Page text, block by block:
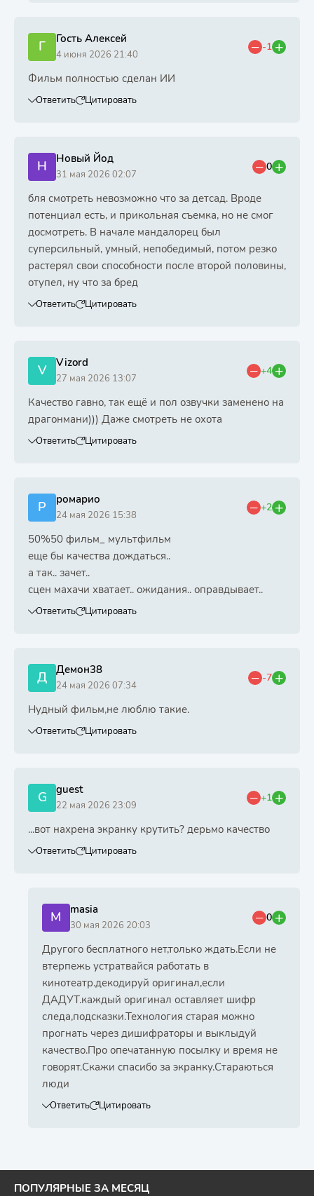
Г Гость Алексей
4 июня 2026 21:40
-1
Фильм полностью сделан ИИ
Ответить Цитировать
Н Новый Йод
31 мая 2026 02:07
0
бля смотреть невозможно что за детсад. Вроде
потенциал есть, и прикольная съемка, но не смог
досмотреть. В начале мандалорец был
суперсильный, умный, непобедимый, потом резко
растерял свои способности после второй половины,
отупел, ну что за бред
Ответить Цитировать
V Vizord
27 мая 2026 13:07
+4
Качество гавно, так ещё и пол озвучки заменено на
драгонмани))) Даже смотреть не охота
Ответить Цитировать
Р ромарио
24 мая 2026 15:38
+2
50%50 фильм_ мультфильм
еще бы качества дождаться..
а так.. зачет..
сцен махачи хватает.. ожидания.. оправдывает..
Ответить Цитировать
Д Демон38
24 мая 2026 07:34
-7
Нудный фильм,не люблю такие.
Ответить Цитировать
G guest
22 мая 2026 23:09
+1
...вот нахрена экранку крутить? дерьмо качество
Ответить Цитировать
M masia
30 мая 2026 20:03
0
Другого бесплатного нет,только ждать.Если не
втерпежь устратвайся работать в
кинотеатр.декодируй оригинал,если
ДАДУТ.каждый оригинал оставляет шифр
следа,подсказки.Технология старая можно
прогнать через дишифраторы и выклыдуй
качество.Про опечатанную посылку и время не
говорят.Скажи спасибо за экранку.Стараються
люди
Ответить Цитировать
ПОПУЛЯРНЫЕ ЗА МЕСЯЦ